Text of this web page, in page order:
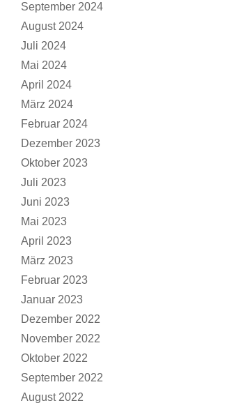
September 2024
August 2024
Juli 2024
Mai 2024
April 2024
März 2024
Februar 2024
Dezember 2023
Oktober 2023
Juli 2023
Juni 2023
Mai 2023
April 2023
März 2023
Februar 2023
Januar 2023
Dezember 2022
November 2022
Oktober 2022
September 2022
August 2022